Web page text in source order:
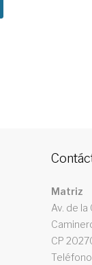
Matriz
Av. de la
CP